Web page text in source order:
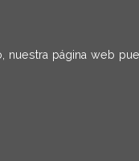
página web